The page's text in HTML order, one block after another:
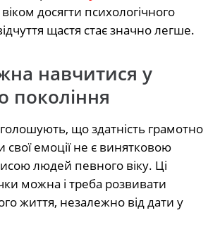
досягти психологічного
щастя стає значно легше.
навчитися у
покоління
що здатність грамотно
свої емоції не є винятковою
людей певного віку. Ці
можна і треба розвивати
життя, незалежно від дати у